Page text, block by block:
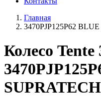
Главная
3470PJP125P62
Колесо
SUPRATECH